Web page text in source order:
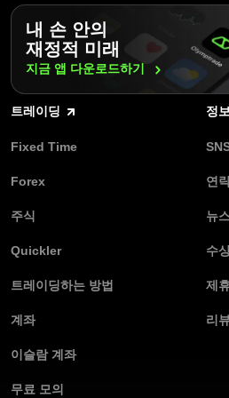
내 손 안의
재정적 미래
지금 앱 다운로드하기
트레이딩
Fixed Time
Forex
주식
Quickler
트레이딩하는 방법
계좌
이슬람 계좌
무료 모의
정
연
뉴
수
제
리